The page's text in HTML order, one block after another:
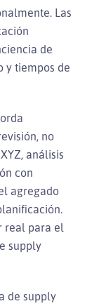
Las
de
y tiempos de
no
análisis
con
agregado
real para el
supply
de supply